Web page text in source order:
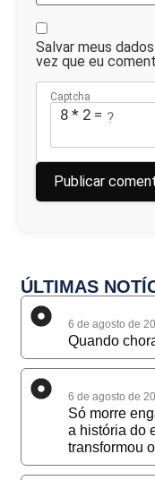
Salvar meus
vez que eu
Captcha
8 * 2 = ?
ÚLTIMAS
6 de agosto de
Quando
6 de agosto de
Só morre
a história do
transformou